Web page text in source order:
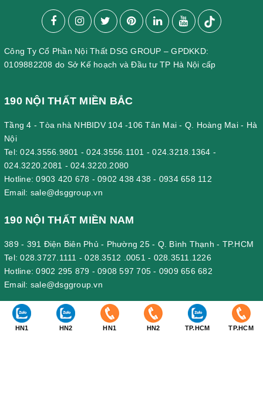
Công Ty Cổ Phần Nội Thất DSG GROUP – GPDKKD:
0109882208 do Sở Kế hoạch và Đầu tư TP Hà Nội cấp
190 NỘI THẤT MIỀN BẮC
Tầng 4 - Tòa nhà NHBIDV 104 -106 Tân Mai - Q. Hoàng Mai - Hà
Nội
Tel:024.3556.9801 -024.3556.1101 -024.3218.1364 -
024.3220.2081 - 024.3220.2080
Hotline:0903 420 678 - 0902 438 438 - 0934 658 112
Email: sale@dsggroup.vn
190 NỘI THẤT MIỀN NAM
389 - 391 Điện Biên Phủ - Phường 25 - Q. Bình Thạnh - TP.HCM
Tel:028.3727.1111 -028.3512 .0051 - 028.3511.1226
Hotline:0902 295 879 - 0908 597 705 - 0909 656 682
Email: sale@dsggroup.vn
190 VĂN PHÒNG CÔNG TY
HN1 HN2 HN1 HN2 TP.HCM TP.HCM